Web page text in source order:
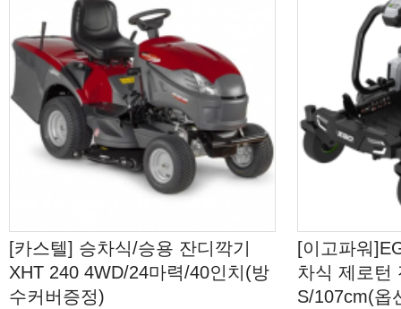
[카스텔] 승차식/승용 잔디깍기
XHT 240 4WD/24마력/40인치(방
수커버증정)
[이고파워
차식 제로턴
S/107cm(옵